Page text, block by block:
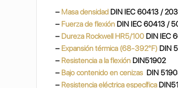
– Masa densidad DIN IEC 60413 / 203
– Fuerza de flexión DIN IEC 60413 /
– Dureza Rockwell HR5/100 DIN IEC
– Expansión térmica (68-392°F) DIN
–Resistencia a la flexión DIN51902
–Bajo contenido en cenizas DIN
–Resistencia eléctrica específica